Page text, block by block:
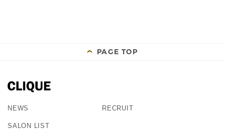
PAGE TOP
NEWS
SALON LIST
RECRUIT